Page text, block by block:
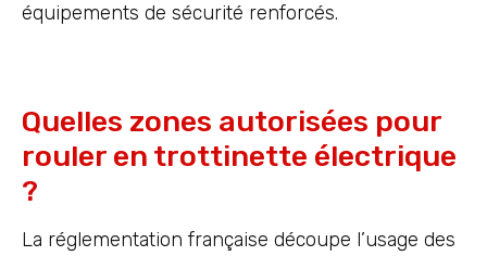
équipements de sécurité renforcés.
Quelles zones autorisées pour
rouler en trottinette électrique
?
La réglementation française découpe l’usage des